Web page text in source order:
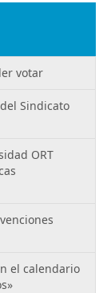
votar
Sindicato
ORT
el calendario